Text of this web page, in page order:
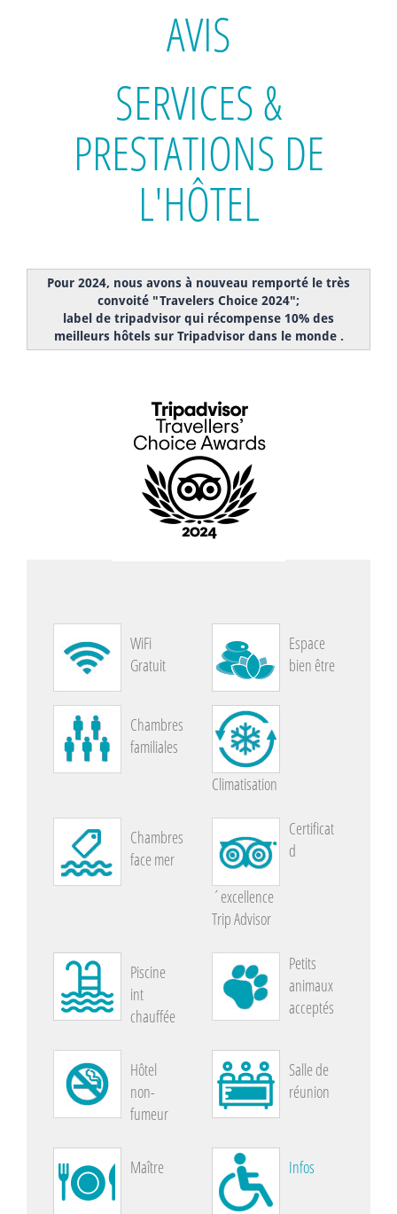
AVIS
SERVICES &
PRESTATIONS DE
L'HÔTEL
Pour 2024, nous avons à nouveau remporté le très
convoité "Travelers Choice 2024";
label de tripadvisor qui récompense 10% des
meilleurs hôtels sur Tripadvisor dans le monde .
WiFi
Gratuit
Espace
bien être
Chambres
familiales
Climatisation
Chambres
face mer
Certificat
d
´excellence
Trip Advisor
Piscine
int
chauffée
Petits
animaux
acceptés
Hôtel
non-
fumeur
Salle de
réunion
Maître Infos